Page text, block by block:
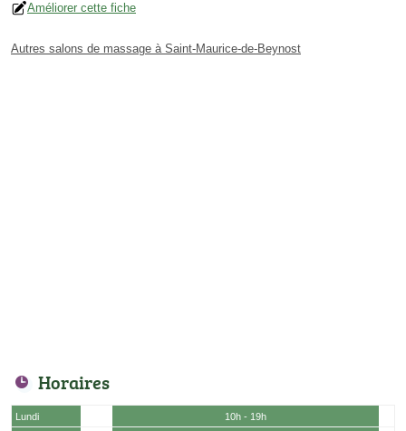
Améliorer cette fiche
Autres salons de massage à Saint-Maurice-de-Beynost
Horaires
Lundi
10h - 19h